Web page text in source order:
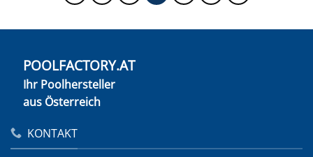
POOLFACTORY.AT
Ihr Poolhersteller
aus Österreich
KONTAKT